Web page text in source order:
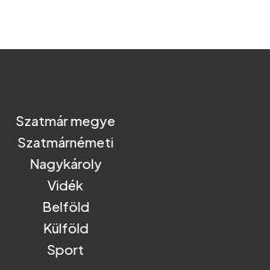
Szatmár megye
Szatmárnémeti
Nagykároly
Vidék
Belföld
Külföld
Sport